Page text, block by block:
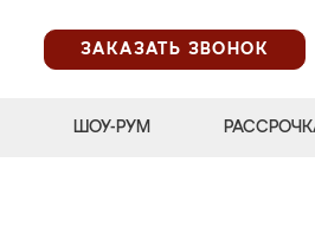
ЗАКАЗАТЬ ЗВОНОК
ШОУ-РУМ